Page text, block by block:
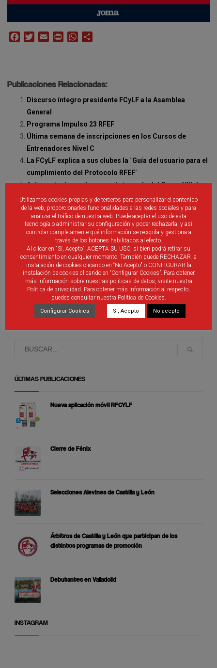
FacebookTwitterEmail Print WhatsApp
Publicaciones Relacionadas:
Discurso íntegro presidente FCyLF a la Asamblea
General
Programa Impulso 23 RFEF
Última semana de inscripciones en los Cursos de
Entrenadores Nivel C
La FCyLF explica a sus clubes la ´Guía del usuario para el
cumplimiento del Protocolo RFEF´
Aplazamientos en la segunda jornada del Grupo VIII de
Tercera División
Primera eliminatoria Copa SM El Rey Fútbol Sala
Comunicado FCYLF
Últimas plazas para el programa formativo en
psicología deportiva «Caminando hacia el éxito»
Acuerdos JCYL para la vuelta a la práctica deportiva al
aire libre
Fallece Tino García Martín, a los 87 años de edad
ÚLTIMAS PUBLICACIONES
Nueva aplicación móvil RFCYLF
Cierre de Fénix
Selecciones Alevines de Castilla y León
Árbitros de Castilla y León que participan de los
distintos programas de promoción
Debutantes en Valladolid
INSTAGRAM
Utilizamos cookies propias y de terceros para personalizar el contenido
de la web, proporcionarles funcionalidades a las redes sociales y para
analizar el tráfico de nuestra web. Puede aceptar el uso de esta
tecnología o administrar su configuración y poder rechazarla, y así
controlar completamente qué información se recopila y gestiona a
través de los botones habilitados al efecto.
Al clicar en "Sí, Acepto", ACEPTA SU USO, si bien podrá retirar su
consentimiento en cualquier momento. También puede RECHAZAR la
instalación de cookies clicando en “No Acepto" o CONFIGURAR la
instalación de cookies clicando en “Configurar Cookies”. Para obtener
más información sobre nuestras políticas de datos, visite nuestra
Política de privacidad. Para obtener más información al respecto,
puedes consultar nuestra Política de Cookies.
Configurar Cookies Sí, Acepto No acepto